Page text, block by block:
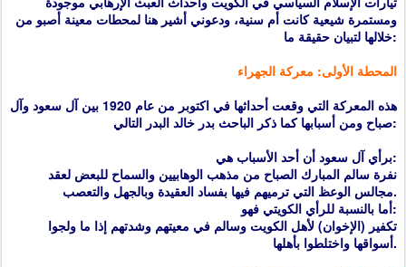
ومستمرة شيعية كانت أم سنية، ودعوني أشير هنا لمحطات معينة أصبو من
خلالها لتبيان حقيقة ما:
المحطة الأولى: معركة الجهراء
هذه المعركة التي وقعت أحداثها في اكتوبر من عام 1920 بين آل سعود وآل
صباح ومن أسبابها كما ذكر الباحث بدر خالد البدر التالي:
برأي آل سعود أن أحد الأسباب هي:
نفرة سالم المبارك الصباح من مذهب الوهابيين والسماح للبعض لعقد
مجالس الوعظ التي ترميهم فيها بفساد العقيدة وبالجهل والتعصب.
أما بالنسبة للرأي الكويتي فهو:
تكفير (الإخوان) لأهل الكويت وسالم في معيتهم وشدتهم إذا ما ولجوا
أسواقها واختلطوا بأهلها.